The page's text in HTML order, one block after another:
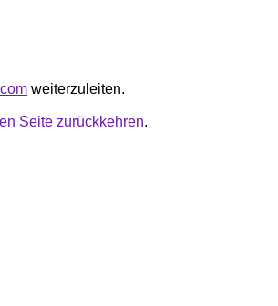
weiterzuleiten.
Seite zurückkehren.